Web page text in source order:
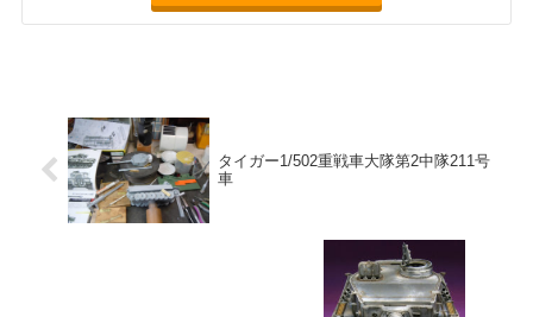
タイガー1/502重戦車大隊第2中隊211号
車